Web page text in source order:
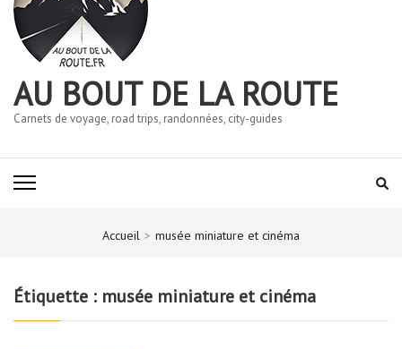
AU BOUT DE LA ROUTE
Carnets de voyage, road trips, randonnées, city-guides
Accueil > musée miniature et cinéma
Étiquette : musée miniature et cinéma